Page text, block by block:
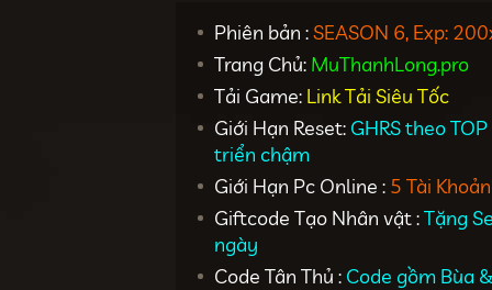
Phiên bản :SEASON 6, Exp:
Trang Chủ: MuThanhLong.pro
Tải Game: Link Tải Siêu Tốc
Giới Hạn Reset: GHRS theo
triển chậm
Giới Hạn Pc Online : 5 Tài
Giftcode Tạo Nhân vật :Tặng
ngày
Code Tân Thủ : Code gồm Bùa